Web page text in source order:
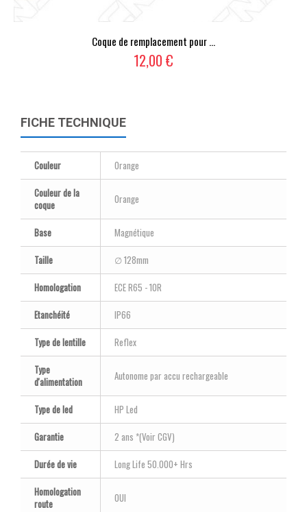
Coque de remplacement pour ...
12,00 €
FICHE TECHNIQUE
Couleur
Orange
Couleur de la
coque
Orange
Base
Magnétique
Taille
∅ 128mm
Homologation
ECE R65 - 10R
Etanchéité
IP66
Type de lentille
Reflex
Type
d'alimentation
Autonome par accu rechargeable
Type de led
HP Led
Garantie
2 ans *(Voir CGV)
Durée de vie
Long Life 50.000+ Hrs
Homologation
route
OUI